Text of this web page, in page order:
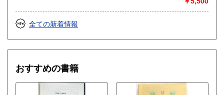
取り扱い分野
総記、哲学宗教、歴史、美術工芸、国語国文、古典籍、近代
文献、外国書、古書一般（その他）
全ての新着情報
おすすめの書籍